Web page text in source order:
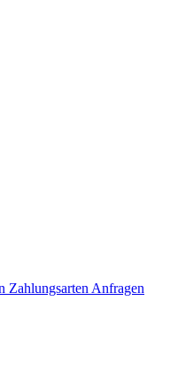
Zahlungsarten Anfragen